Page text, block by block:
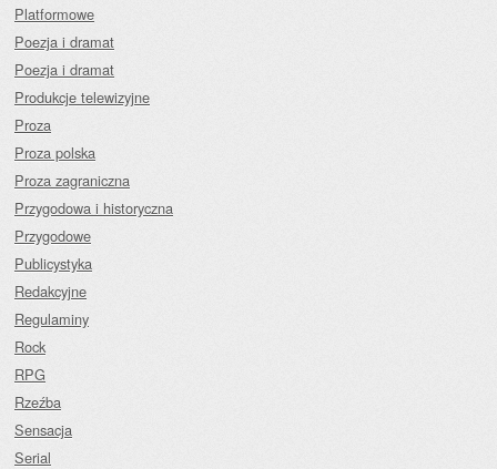
Platformowe
Poezja i dramat
Poezja i dramat
Produkcje telewizyjne
Proza
Proza polska
Proza zagraniczna
Przygodowa i historyczna
Przygodowe
Publicystyka
Redakcyjne
Regulaminy
Rock
RPG
Rzeźba
Sensacja
Serial